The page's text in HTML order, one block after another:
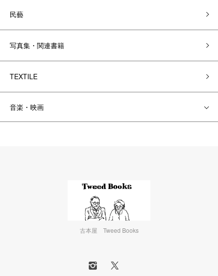
民藝
写真集・関連書籍
TEXTILE
音楽・映画
古本屋 Tweed Books